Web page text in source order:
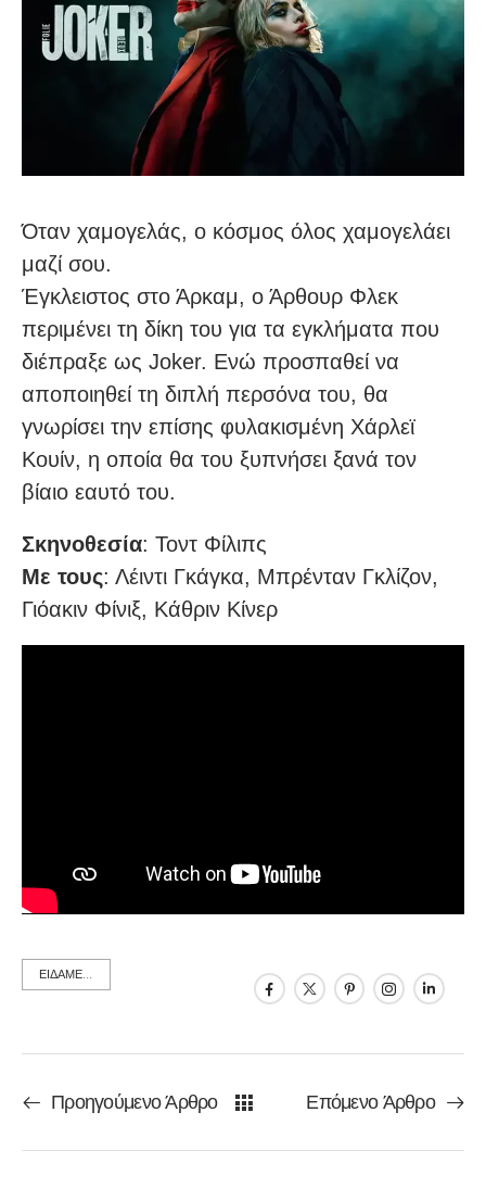
Όταν χαμογελάς, ο κόσμος όλος χαμογελάει
μαζί σου.
Έγκλειστος στο Άρκαμ, ο Άρθουρ Φλεκ
περιμένει τη δίκη του για τα εγκλήματα που
διέπραξε ως Joker. Ενώ προσπαθεί να
αποποιηθεί τη διπλή περσόνα του, θα
γνωρίσει την επίσης φυλακισμένη Χάρλεϊ
Κουίν, η οποία θα του ξυπνήσει ξανά τον
βίαιο εαυτό του.
Σκηνοθεσία: Τοντ Φίλιπς
Με τους: Λέιντι Γκάγκα, Μπρένταν Γκλίζον,
Γιόακιν Φίνιξ, Κάθριν Κίνερ
ΕΙΔΑΜΕ...
Προηγούμενο Άρθρο Επόμενο Άρθρο